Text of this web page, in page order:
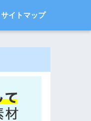
サイトマップ